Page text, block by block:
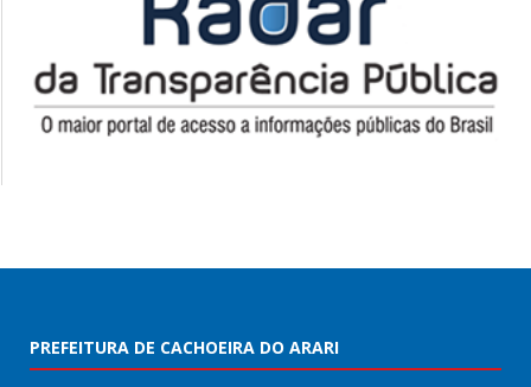
PREFEITURA DE CACHOEIRA DO ARARI